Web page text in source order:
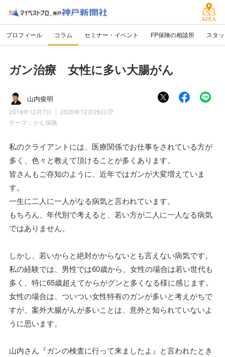
AREA
プロフィール コラム セミナー・イベント FP保険の相談所 スタ
ガン治療 女性に多い大腸がん
山内俊明
2018年12月7日
2020年12月28日
テーマ： がん保険
私のクライアントには、医療関係でお仕事をされている方が
多く、色々と教えて頂けることが多くあります。
皆さんもご存知のように、近年ではガンが大変増えていま
す。
一生に二人に一人がなる病気と言われています。
もちろん、年代別で考えると、若い方が二人に一人なる病気
ではありません。
しかし、若いからと絶対かからないとも言えない病気です。
私の経験では、男性では60歳から、女性の場合は若い世代も
多く、特に65歳超えてからがグンと多くなる様に感じます。
女性の場合は、ついつい女性特有のガンが多いと考えがちで
すが、案外大腸がんが多いことは、意外と知られていないよ
うに思います。
山内さん『ガンの検査に行って来ましたよ』と言われたとき